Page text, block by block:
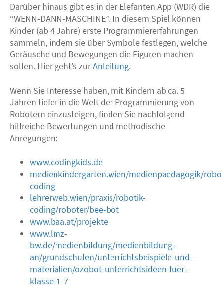
Darüber hinaus gibt es in der Elefanten App (WDR) die
“WENN-DANN-MASCHINE”. In diesem Spiel können
Kinder (ab 4 Jahre) erste Programmiererfahrungen
sammeln, indem sie über Symbole festlegen, welche
Geräusche und Bewegungen die Figuren machen
sollen. Hier geht’s zurAnleitung.
Wenn Sie Interesse haben, mit Kindern ab ca. 5
Jahren tiefer in die Welt der Programmierung von
Robotern einzusteigen, finden Sie nachfolgend
hilfreiche Bewertungen und methodische
Anregungen:
www.codingkids.de
medienkindergarten.wien/medienpaedagogik/
coding
lehrerweb.wien/praxis/robotik-
coding/roboter/bee-bot
www.baa.at/projekte
www.lmz-
bw.de/medienbildung/medienbildung-
an/grundschulen/unterrichtsbeispiele-und-
materialien/ozobot-unterrichtsideen-fuer-
klasse-1-7